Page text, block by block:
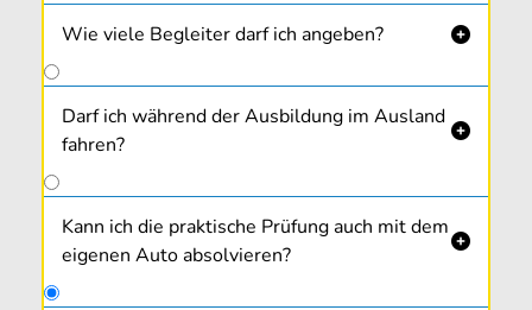
Wie viele Begleiter darf ich angeben? 
Darf ich während der Ausbildung im Ausland
fahren?

Kann ich die praktische Prüfung auch mit dem
eigenen Auto absolvieren?
